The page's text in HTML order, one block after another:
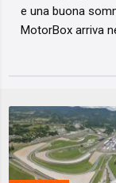
e una buona
MotorBox arriva